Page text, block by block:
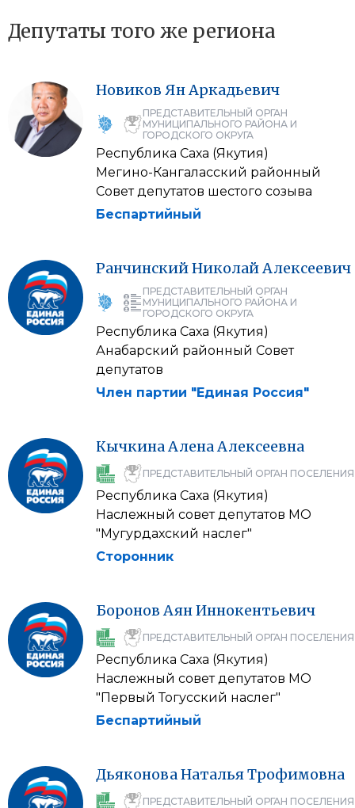
Депутаты того же региона
Новиков ЯнАркадьевич
ПРЕДСТАВИТЕЛЬНЫЙ ОРГАН
МУНИЦИПАЛЬНОГО РАЙОНА И
ГОРОДСКОГО ОКРУГА
Республика Саха (Якутия)
Мегино-Кангаласский районный
Совет депутатов шестого созыва
Беспартийный
РанчинскийНиколайАлексеевич
ПРЕДСТАВИТЕЛЬНЫЙ ОРГАН
МУНИЦИПАЛЬНОГО РАЙОНА И
ГОРОДСКОГО ОКРУГА
Республика Саха (Якутия)
Анабарский районный Совет
депутатов
Член партии "Единая Россия"
КычкинаАленаАлексеевна
ПРЕДСТАВИТЕЛЬНЫЙ ОРГАН ПОСЕЛЕНИЯ
Республика Саха (Якутия)
Наслежный совет депутатов МО
"Мугурдахский наслег"
Сторонник
Боронов АянИннокентьевич
ПРЕДСТАВИТЕЛЬНЫЙ ОРГАН ПОСЕЛЕНИЯ
Республика Саха (Якутия)
Наслежный совет депутатов МО
"Первый Тогусский наслег"
Беспартийный
ДьяконоваНатальяТрофимовна
ПРЕДСТАВИТЕЛЬНЫЙ ОРГАН ПОСЕЛЕНИЯ